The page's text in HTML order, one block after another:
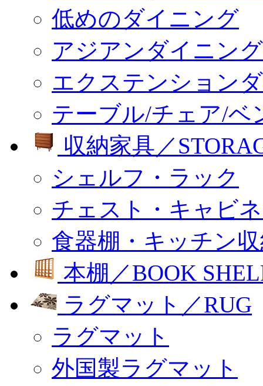
低めのダイニング
アジアンダイニング
エクステンション
テーブル/チェア/ベ
収納家具／
シェルフ・ラック
チェスト・キャビ
食器棚・キッチン
本棚／BOOK
ラグマット／RUG
ラグマット
外国製ラグマット